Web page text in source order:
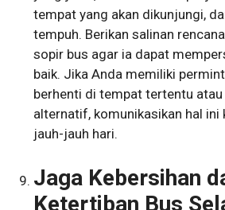
tempat yang akan dikunjungi,
tempuh. Berikan salinan
sopir bus agar ia dapat
baik. Jika Anda memiliki
berhenti di tempat tertentu
alternatif, komunikasikan hal ini
jauh-jauh hari.
Jaga Kebersihan
Ketertiban Bus